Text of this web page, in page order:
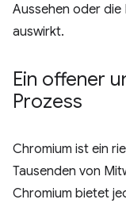
Aussehen oder die
auswirkt.
Ein offener
Prozess
Chromium ist ein
Tausenden von
Chromium bietet